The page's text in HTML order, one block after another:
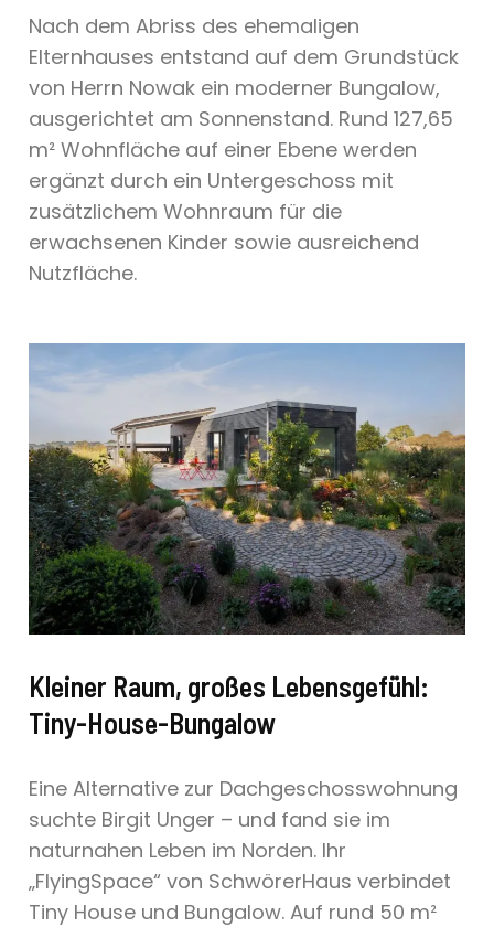
Nach dem Abriss des ehemaligen
Elternhauses entstand auf dem Grundstück
von Herrn Nowak ein moderner Bungalow,
ausgerichtet am Sonnenstand. Rund 127,65
m² Wohnfläche auf einer Ebene werden
ergänzt durch ein Untergeschoss mit
zusätzlichem Wohnraum für die
erwachsenen Kinder sowie ausreichend
Nutzfläche.
Kleiner Raum, großes Lebensgefühl:
Tiny-House-Bungalow
Eine Alternative zur Dachgeschosswohnung
suchte Birgit Unger – und fand sie im
naturnahen Leben im Norden. Ihr
„FlyingSpace“ von SchwörerHaus verbindet
Tiny House und Bungalow. Auf rund 50 m²